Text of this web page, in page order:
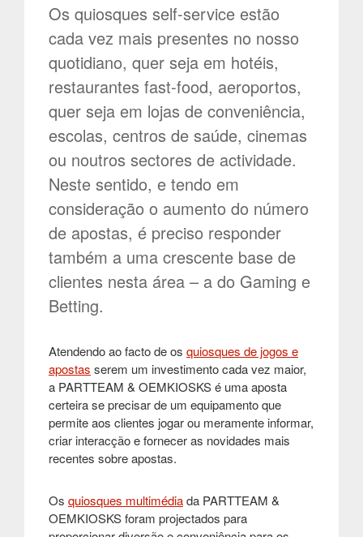
Os quiosques self-service estão
cada vez mais presentes no nosso
quotidiano, quer seja em hotéis,
restaurantes fast-food, aeroportos,
quer seja em lojas de conveniência,
escolas, centros de saúde, cinemas
ou noutros sectores de actividade.
Neste sentido, e tendo em
consideração o aumento do número
de apostas, é preciso responder
também a uma crescente base de
clientes nesta área – a do Gaming e
Betting.
Atendendo ao facto de os quiosques de jogos e
apostas serem um investimento cada vez maior,
a PARTTEAM & OEMKIOSKS é uma aposta
certeira se precisar de um equipamento que
permite aos clientes jogar ou meramente informar,
criar interacção e fornecer as novidades mais
recentes sobre apostas.
Os quiosques multimédiada PARTTEAM &
OEMKIOSKS foram projectados para